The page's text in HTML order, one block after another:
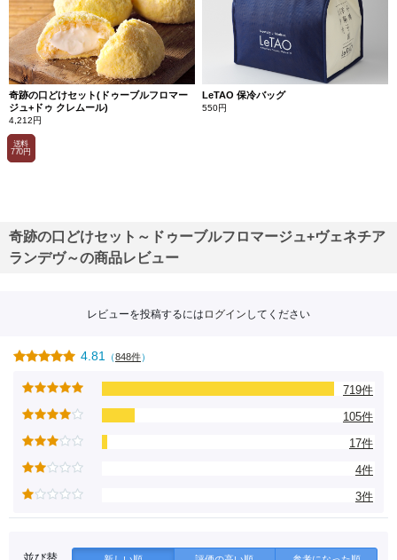
奇跡の口どけセット(ドゥーブルフロマー
ジュ+ドゥ クレムール)
4,212円
送料
770円
LeTAO 保冷バッグ
550円
奇跡の口どけセット～ドゥーブルフロマージュ+ヴェネチア
ランデヴ～の商品レビュー
レビューを投稿するには ログイン してください
4.81 （848件）
719件
105件
17件
4件
3件